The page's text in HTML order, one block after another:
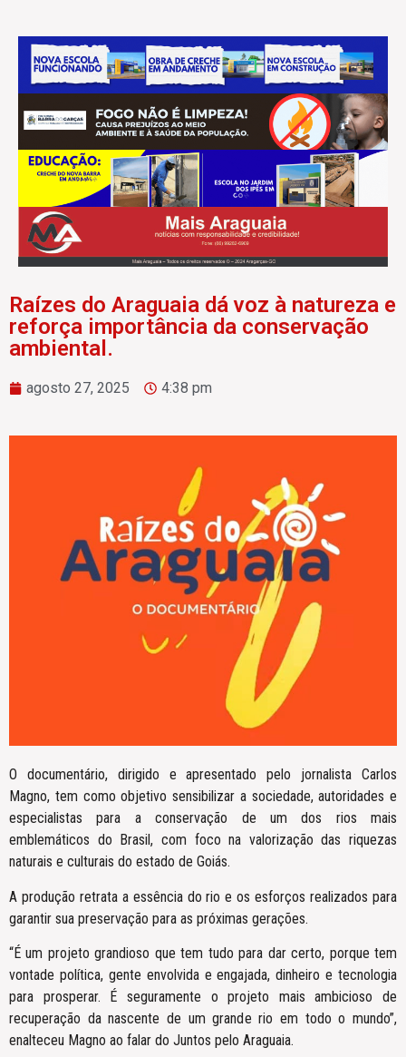
Raízes do Araguaia dá voz à natureza e
reforça importância da conservação
ambiental.
agosto 27, 2025 4:38 pm
O documentário, dirigido e apresentado pelo jornalista Carlos
Magno, tem como objetivo sensibilizar a sociedade, autoridades e
especialistas para a conservação de um dos rios mais
emblemáticos do Brasil, com foco na valorização das riquezas
naturais e culturais do estado de Goiás.
A produção retrata a essência do rio e os esforços realizados para
garantir sua preservação para as próximas gerações.
“É um projeto grandioso que tem tudo para dar certo, porque tem
vontade política, gente envolvida e engajada, dinheiro e tecnologia
para prosperar. É seguramente o projeto mais ambicioso de
recuperação da nascente de um grande rio em todo o mundo”,
enalteceu Magno ao falar do Juntos pelo Araguaia.